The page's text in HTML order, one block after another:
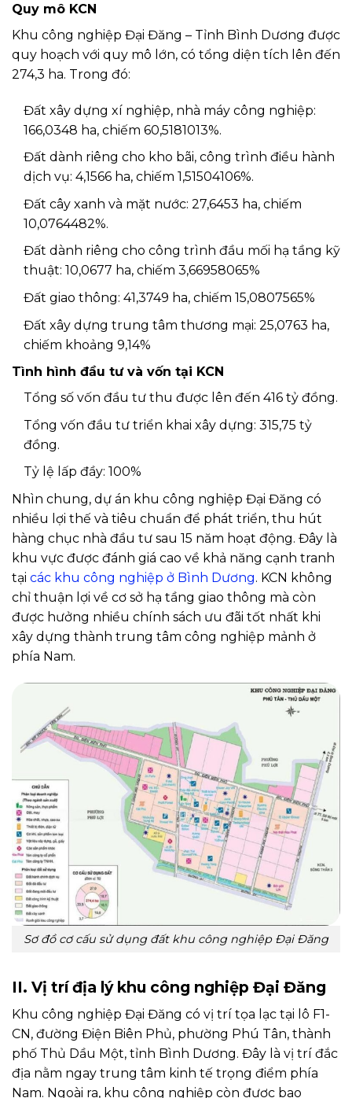
Quy mô KCN
Khu công nghiệp Đại Đăng – Tỉnh Bình Dương được
quy hoạch với quy mô lớn, có tổng diện tích lên đến
274,3 ha. Trong đó:
Đất xây dựng xí nghiệp, nhà máy công nghiệp:
166,0348 ha, chiếm 60,5181013%.
Đất dành riêng cho kho bãi, công trình điều hành
dịch vụ: 4,1566 ha, chiếm 1,51504106%.
Đất cây xanh và mặt nước: 27,6453 ha, chiếm
10,0764482%.
Đất dành riêng cho công trình đầu mối hạ tầng kỹ
thuật: 10,0677 ha, chiếm 3,66958065%
Đất giao thông: 41,3749 ha, chiếm 15,0807565%
Đất xây dựng trung tâm thương mại: 25,0763 ha,
chiếm khoảng 9,14%
Tình hình đầu tư và vốn tại KCN
Tổng số vốn đầu tư thu được lên đến 416 tỷ đồng.
Tổng vốn đầu tư triển khai xây dựng: 315,75 tỷ
đồng.
Tỷ lệ lấp đầy: 100%
Nhìn chung, dự án khu công nghiệp Đại Đăng có
nhiều lợi thế và tiêu chuẩn để phát triển, thu hút
hàng chục nhà đầu tư sau 15 năm hoạt động. Đây là
khu vực được đánh giá cao về khả năng cạnh tranh
tại các khu công nghiệp ở Bình Dương. KCN không
chỉ thuận lợi về cơ sở hạ tầng giao thông mà còn
được hưởng nhiều chính sách ưu đãi tốt nhất khi
xây dựng thành trung tâm công nghiệp mảnh ở
phía Nam.
Sơ đồ cơ cấu sử dụng đất khu công nghiệp Đại Đăng
II. Vị trí địa lý khu công nghiệp Đại Đăng
Khu công nghiệp Đại Đăng có vị trí tọa lạc tại lô F1-
CN, đường Điện Biên Phủ, phường Phú Tân, thành
phố Thủ Dầu Một, tỉnh Bình Dương. Đây là vị trí đắc
địa nằm ngay trung tâm kinh tế trọng điểm phía
Nam. Ngoài ra, khu công nghiệp còn được bao